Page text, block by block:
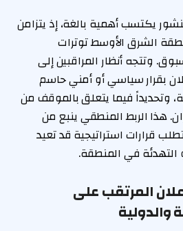
يكتسب أهمية بالغة، إذ يتزامن
الشرق الأوسط توترات
وتتجه أنظار المراقبين إلى
بقرار سياسي أو أمني حاسم
وتحديداً فيما يتعلق بالموقف من
هذا الربط المنطقي ينبع من
قرارات استراتيجية قد تعيد
التهدئة في المنطقة.
المرتقب على
والدولية